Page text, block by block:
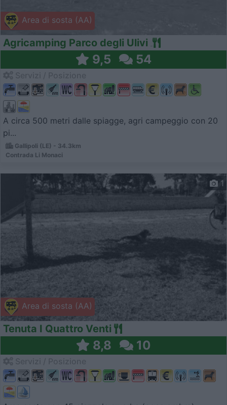
Area di sosta (AA)
Agricamping Parco degli Ulivi
9,5 54
A circa 500 metri dalle spiagge, agri campeggio con 20
pi...
Gallipoli (LE) - 34.3km
Contrada Li Monaci
Area di sosta (AA)
1
Tenuta I Quattro Venti
8,8 10